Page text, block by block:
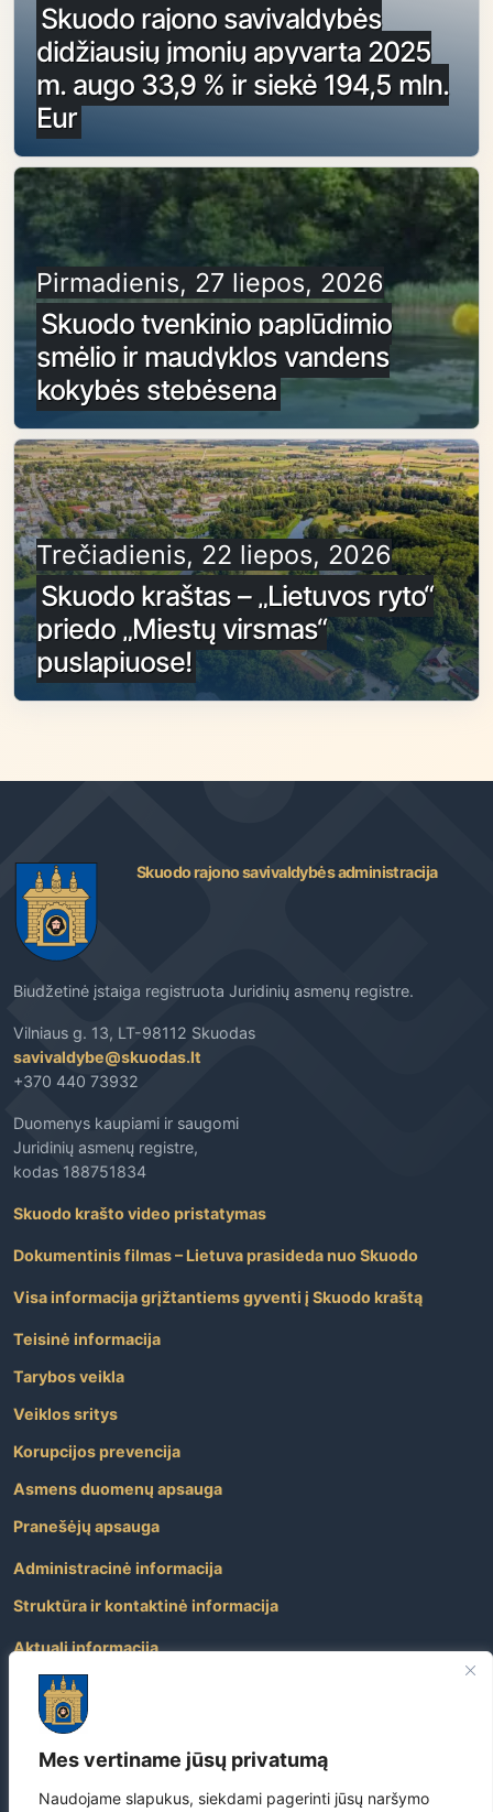
Mes vertiname jūsų privatumą
Naudojame slapukus, siekdami pagerinti jūsų naršymo
Skuodo rajono savivaldybės
didžiausių įmonių apyvarta 2025
m. augo 33,9 % ir siekė 194,5 mln.
Eur
Pirmadienis, 27 liepos, 2026
Skuodo tvenkinio paplūdimio
smėlio ir maudyklos vandens
kokybės stebėsena
Trečiadienis, 22 liepos, 2026
Skuodo kraštas – „Lietuvos ryto“
priedo „Miestų virsmas“
puslapiuose!
Skuodo rajono savivaldybės administracija
Biudžetinė įstaiga registruota Juridinių asmenų registre.
Vilniaus g. 13, LT-98112 Skuodas
savivaldybe@skuodas.lt
+370 440 73932
Duomenys kaupiami ir saugomi
Juridinių asmenų registre,
kodas 188751834
Skuodo krašto video pristatymas
Dokumentinis filmas – Lietuva prasideda nuo Skuodo
Visa informacija grįžtantiems gyventi į Skuodo kraštą
Teisinė informacija
Tarybos veikla
Veiklos sritys
Korupcijos prevencija
Asmens duomenų apsauga
Pranešėjų apsauga
Administracinė informacija
Struktūra ir kontaktinė informacija
Aktuali informacija
Paslaugos
Atviri duomenys
Nuorodos
Dažniausiai užduodami klausimai